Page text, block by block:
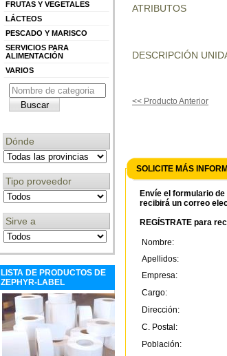
FRUTAS Y VEGETALES
LÁCTEOS
PESCADO Y MARISCO
SERVICIOS PARA
ALIMENTACIÓN
VARIOS
Dónde
Tipo proveedor
Sirve a
LISTA DE PRODUCTOS DE
ZEPHYR-LABEL
ATRIBUTOS
DESCRIPCIÓN
<< Producto Anterior
SOLICITE MÁS
Envíe el formulario
recibirá un correo
REGÍSTRATE para
Nombre:
Apellidos:
Empresa:
Cargo:
Dirección:
C. Postal:
Población: